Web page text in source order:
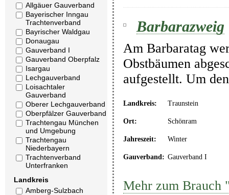
Allgäuer Gauverband
Bayerischer Inngau
Trachtenverband
Bayrischer Waldgau
Donaugau
Gauverband I
Gauverband Oberpfalz
Isargau
Lechgauverband
Loisachtaler
Gauverband
Oberer Lechgauverband
Oberpfälzer Gauverband
Trachtengau München
und Umgebung
Trachtengau
Niederbayern
Trachtenverband
Unterfranken
Landkreis
Amberg-Sulzbach
Barbarazweig
Am Barbaratag
Obstbäumen
aufgestellt. Um
Landkreis: Traunstein
Ort: Schönram
Jahreszeit: Winter
Gauverband: Gauverband I
Mehr zum Brauch